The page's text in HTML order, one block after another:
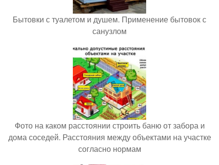
Бытовки с туалетом и душем. Применение бытовок с
санузлом
Фото на каком расстоянии строить баню от забора и
дома соседей. Расстояния между объектами на участке
согласно нормам